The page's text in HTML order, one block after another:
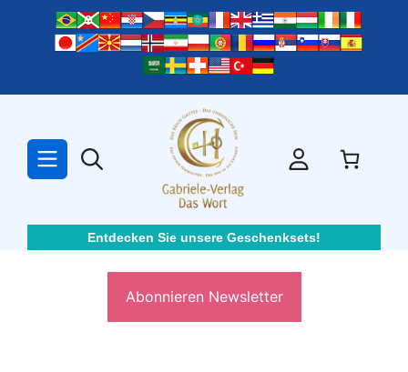
springen
Entdecken Sie unsere Geschenksets!
Abonnieren Newsletter